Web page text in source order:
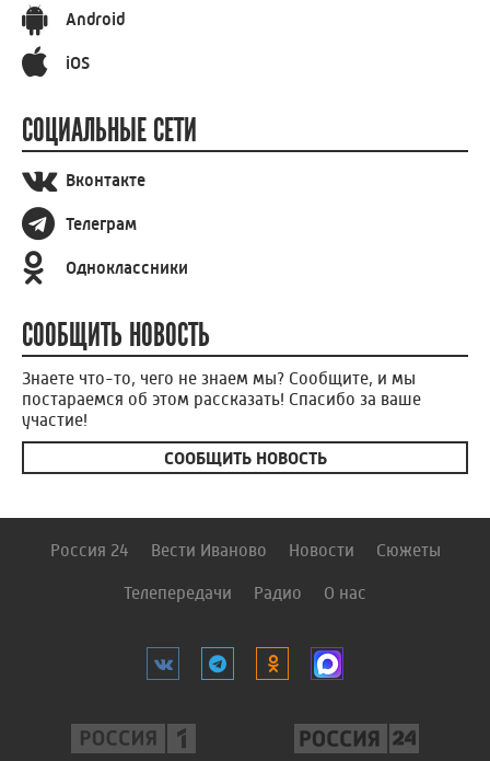
Android
iOS
СОЦИАЛЬНЫЕ СЕТИ
Вконтакте
Телеграм
Одноклассники
СООБЩИТЬ НОВОСТЬ
Знаете что-то, чего не знаем мы? Сообщите, и мы
постараемся об этом рассказать! Спасибо за ваше
участие!
СООБЩИТЬ НОВОСТЬ
Россия 24 Вести Иваново Новости Сюжеты
Телепередачи Радио О нас